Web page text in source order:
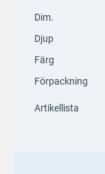
Dim.
Djup
Färg
Förpackning
Artikellista